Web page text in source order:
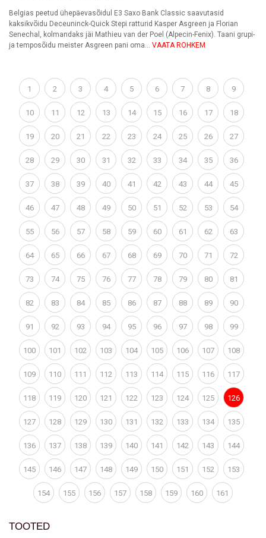
Belgias peetud ühepäevasõidul E3 Saxo Bank Classic saavutasid
kaksikvõidu Deceuninck-Quick Stepi ratturid Kasper Asgreen ja Florian
Senechal, kolmandaks jäi Mathieu van der Poel (Alpecin-Fenix). Taani grupi-
ja temposõidu meister Asgreen pani oma... VAATA ROHKEM
1 2 3 4 5 6 7 8 9
10 11 12 13 14 15 16 17 18
19 20 21 22 23 24 25 26 27
28 29 30 31 32 33 34 35 36
37 38 39 40 41 42 43 44 45
46 47 48 49 50 51 52 53 54
55 56 57 58 59 60 61 62 63
64 65 66 67 68 69 70 71 72
73 74 75 76 77 78 79 80 81
82 83 84 85 86 87 88 89 90
91 92 93 94 95 96 97 98 99
100 101 102 103 104 105 106 107 108
109 110 111 112 113 114 115 116 117
118 119 120 121 122 123 124 125 126
127 128 129 130 131 132 133 134 135
136 137 138 139 140 141 142 143 144
145 146 147 148 149 150 151 152 153
154 155 156 157 158 159 160 161
TOOTED